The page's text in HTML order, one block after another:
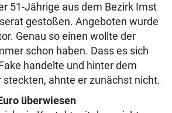
51-Jährige aus dem Bezirk Imst
gestoßen. Angeboten wurde
Genau so einen wollte der
schon haben. Dass es sich
handelte und hinter dem
ahnte er zunächst nicht.
überwiesen